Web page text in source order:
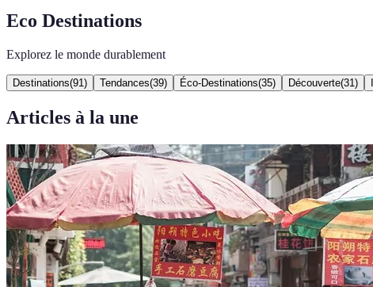
Eco Destinations
Explorez le monde durablement
Destinations(91 ) Tendances(39) Éco-Destinations(35) Découverte(31 )
Articles à la une